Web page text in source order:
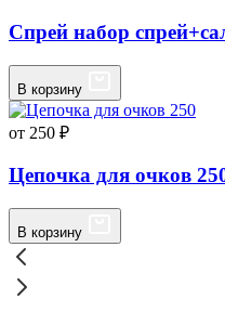
Спрей набор
В корзину
от 250 ₽
Цепочка для очков
В корзину